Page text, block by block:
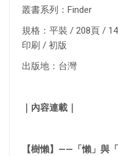
叢書系列：Finder
規格：平裝 / 208頁 /
印刷 / 初版
出版地：台灣
｜內容連載｜
【樹懶】——「懶」與